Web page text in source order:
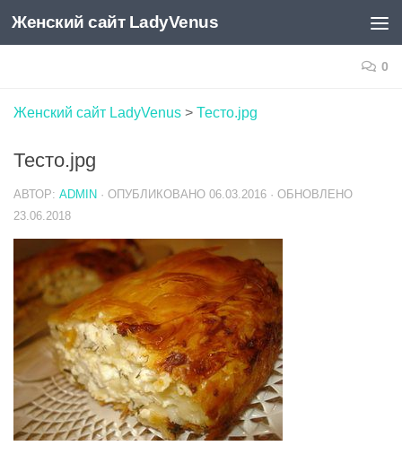
Skip to content
Женский сайт LadyVenus
0
Женский сайт LadyVenus > Тесто.jpg
Тесто.jpg
АВТОР: ADMIN · ОПУБЛИКОВАНО 06.03.2016 · ОБНОВЛЕНО
23.06.2018